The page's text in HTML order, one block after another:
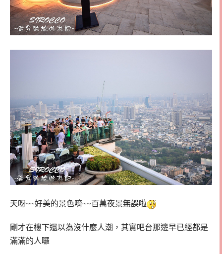
天呀~~好美的景色唷~~百萬夜景無誤啦
剛才在樓下還以為沒什麼人潮，其實吧台那邊早已經都是
滿滿的人囉